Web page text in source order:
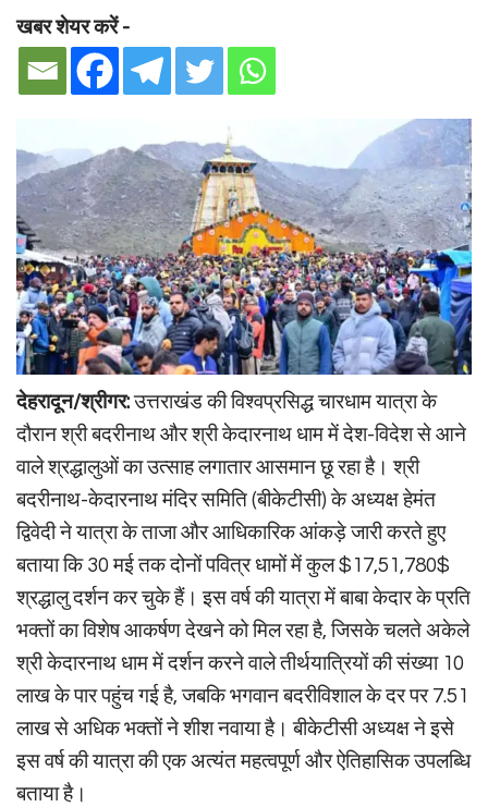
खबर शेयर करें -
देहरादून/श्रीगर:उत्तराखंड की विश्वप्रसिद्ध चारधाम यात्रा के
दौरान श्री बदरीनाथ और श्री केदारनाथ धाम में देश-विदेश से आने
वाले श्रद्धालुओं का उत्साह लगातार आसमान छू रहा है। श्री
बदरीनाथ-केदारनाथ मंदिर समिति (बीकेटीसी) के अध्यक्ष हेमंत
द्विवेदी ने यात्रा के ताजा और आधिकारिक आंकड़े जारी करते हुए
बताया कि 30 मई तक दोनों पवित्र धामों में कुल$17,51,780$
श्रद्धालु दर्शन कर चुके हैं। इस वर्ष की यात्रा में बाबा केदार के प्रति
भक्तों का विशेष आकर्षण देखने को मिल रहा है, जिसके चलते अकेले
श्री केदारनाथ धाम में दर्शन करने वाले तीर्थयात्रियों की संख्या 10
लाख के पार पहुंच गई है, जबकि भगवान बदरीविशाल के दर पर 7.51
लाख से अधिक भक्तों ने शीश नवाया है। बीकेटीसी अध्यक्ष ने इसे
इस वर्ष की यात्रा की एक अत्यंत महत्वपूर्ण और ऐतिहासिक उपलब्धि
बताया है।